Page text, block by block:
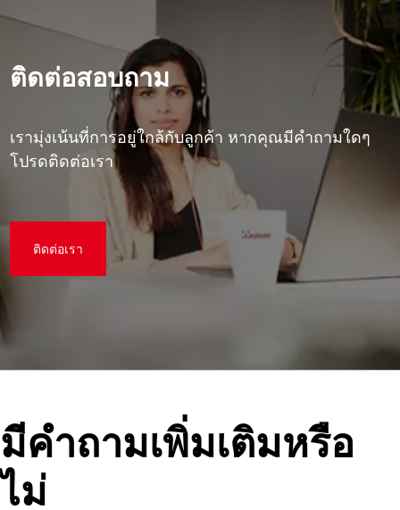
ติดต่อสอบถาม
เรามุ่งเน้นที่การอยู่ใกล้กับลูกค้า หากคุณมีคําถามใดๆ
โปรดติดต่อเรา
ติดต่อเรา
มีคําถามเพิ่มเติมหรือ
ไม่